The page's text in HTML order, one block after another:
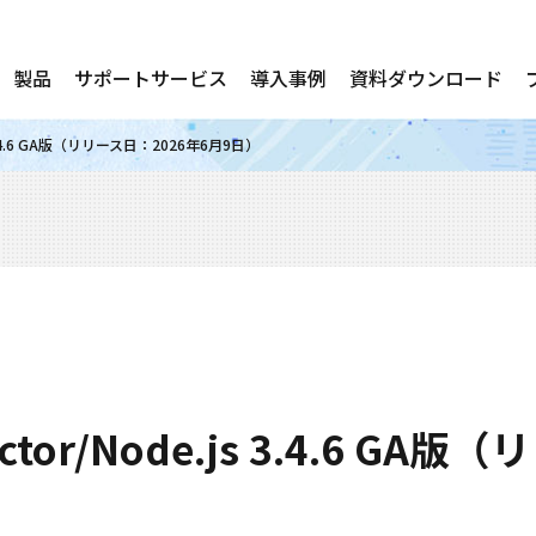
製品 サポートサービス 導入事例 資料ダウンロード
GA版（リリース日：2026年6月9日）
Node.js 3.4.6 GA版（